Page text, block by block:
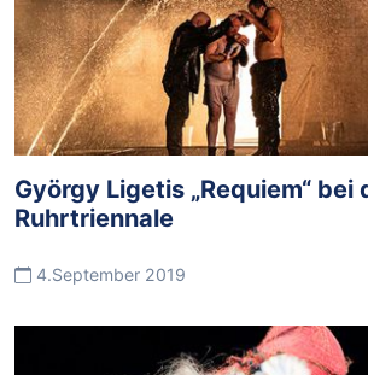
György Ligetis „Requiem“ bei
Ruhrtriennale
4.September 2019